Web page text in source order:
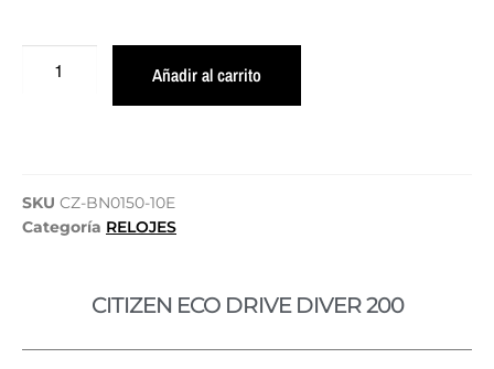
Añadir al carrito
SKU CZ-BN0150-10E
Categoría RELOJES
CITIZEN ECO DRIVE DIVER 200